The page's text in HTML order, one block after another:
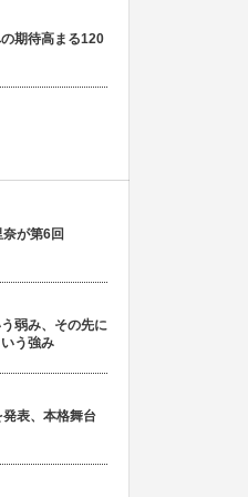
期待高まる120
が第6回
弱み、その先に
う強み
表、本格舞台